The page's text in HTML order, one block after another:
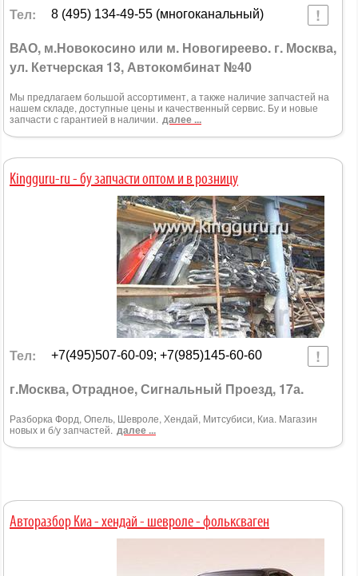
Тел: 8 (495) 134-49-55 (многоканальный)
ВАО, м.Новокосино или м. Новогиреево. г. Москва,
ул. Кетчерская 13, Автокомбинат №40
Мы предлагаем большой ассортимент, а также наличие запчастей на
нашем складе, доступные цены и качественный сервис. Бу и новые
запчасти с гарантией в наличии. далее ...
Kingguru-ru - бу запчасти оптом и в розницу
Тел: +7(495)507-60-09; +7(985)145-60-60
г.Москва, Отрадное, Сигнальный Проезд, 17а.
Разборка Форд, Опель, Шевроле, Хендай, Митсубиси, Киа. Магазин
новых и б/у запчастей. далее ...
Авторазбор Киа - хендай - шевроле - фольксваген